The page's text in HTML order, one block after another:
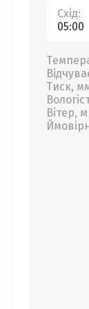
Схід:
05:00
Тиск,
Вітер,